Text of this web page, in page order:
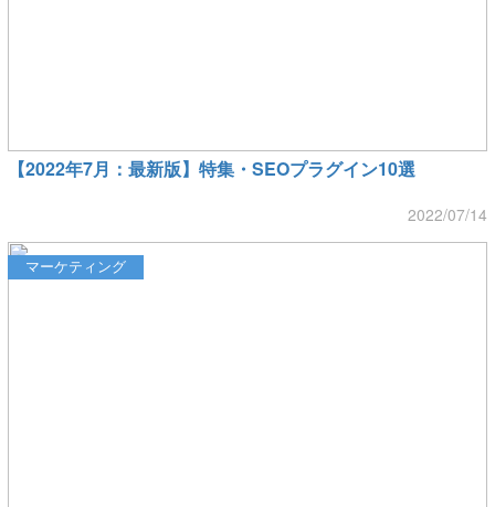
【2022年7月：最新版】特集・SEOプラグイン10選
2022/07/14
マーケティング